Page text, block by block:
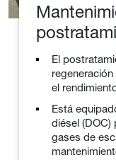
El
el
Está
diésel (DOC)
gases de